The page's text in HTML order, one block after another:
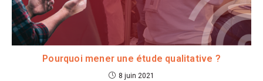
Pourquoi mener une étude qualitative ?
8 juin 2021